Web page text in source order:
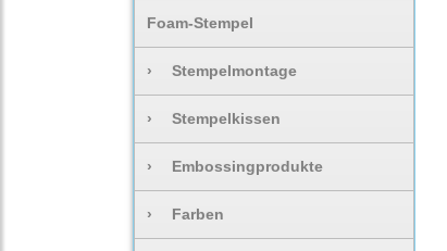
Foam-Stempel
› Stempelmontage
› Stempelkissen
› Embossingprodukte
› Farben